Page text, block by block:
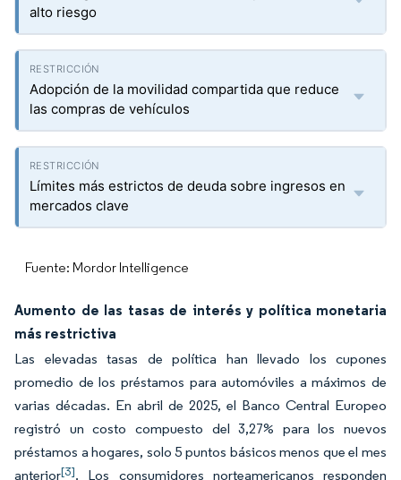
alto riesgo
Adopción de la movilidad compartida que reduce
las compras de vehículos
Límites más estrictos de deuda sobre ingresos en
mercados clave
Fuente: Mordor Intelligence
Aumento de las tasas de interés y política monetaria
más restrictiva
Las elevadas tasas de política han llevado los cupones
promedio de los préstamos para automóviles a máximos de
varias décadas. En abril de 2025, el Banco Central Europeo
registró un costo compuesto del 3,27% para los nuevos
préstamos a hogares, solo 5 puntos básicos menos que el mes
anterior[3]. Los consumidores norteamericanos responden